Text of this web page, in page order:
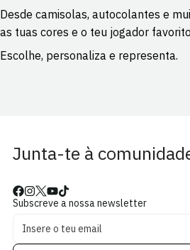
Desde camisolas, autocolantes e
as tuas cores e o teu jogador
Escolhe, personaliza e representa.
Junta-te à
Subscreve a nossa newsletter